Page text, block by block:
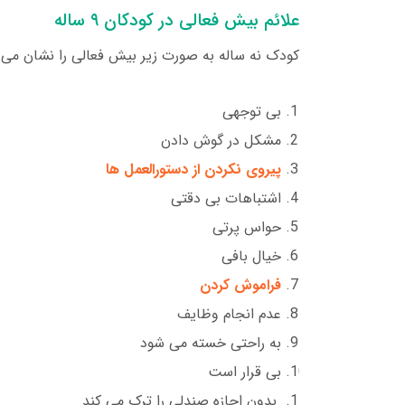
علائم بیش فعالی در کودکان ۹ ساله
کودک نه ساله به صورت زیر بیش فعالی را نشان
بی توجهی
مشکل در گوش دادن
پیروی نکردن از دستورالعمل ها
اشتباهات بی دقتی
حواس پرتی
خیال بافی
فراموش کردن
عدم انجام وظایف
به راحتی خسته می شود
بی قرار است